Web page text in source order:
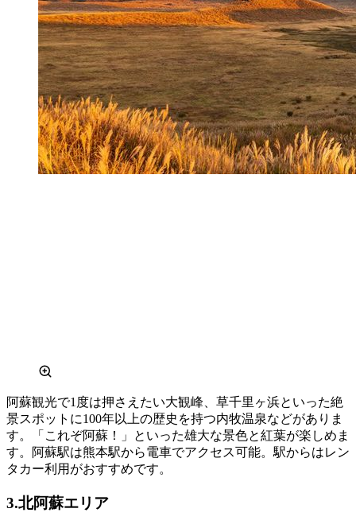
阿蘇観光で1度は押さえたい大観峰、草千里ヶ浜といった絶
景スポットに100年以上の歴史を持つ内牧温泉などがありま
す。「これぞ阿蘇！」といった雄大な景色と紅葉が楽しめま
す。阿蘇駅は熊本駅から電車でアクセス可能。駅からはレン
タカー利用がおすすめです。
3.北阿蘇エリア